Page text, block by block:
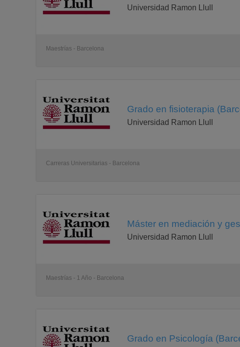
Universidad Ramon Llull
Maestrías - Barcelona
Grado en fisioterapia
Universidad Ramon Llull
Carreras Universitarias - Barcelona
Máster en mediación y
Universidad Ramon Llull
Maestrías - 1 Año - Barcelona
Grado en Psicología